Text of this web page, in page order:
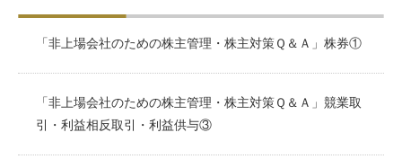
「非上場会社のための株主管理・株主対策Ｑ＆Ａ」株券①
「非上場会社のための株主管理・株主対策Ｑ＆Ａ」競業取
引・利益相反取引・利益供与③